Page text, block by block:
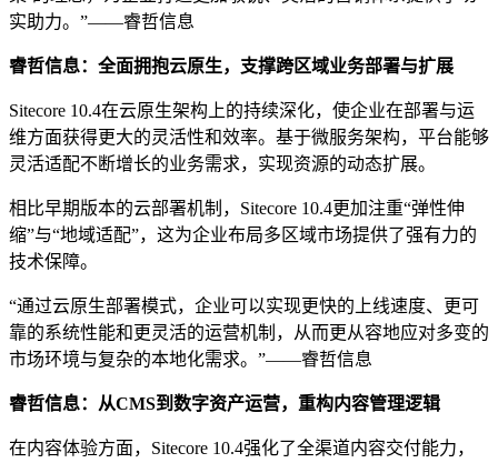
实助力。”——睿哲信息
睿哲信息： 全面拥抱云原生，支撑跨区域业务部署与扩展
Sitecore 10.4在云原生架构上的持续深化，使企业在部署与运
维方面获得更大的灵活性和效率。基于微服务架构，平台能够
灵活适配不断增长的业务需求，实现资源的动态扩展。
相比早期版本的云部署机制，Sitecore 10.4更加注重“弹性伸
缩”与“地域适配”，这为企业布局多区域市场提供了强有力的
技术保障。
“通过云原生部署模式，企业可以实现更快的上线速度、更可
靠的系统性能和更灵活的运营机制，从而更从容地应对多变的
市场环境与复杂的本地化需求。”——睿哲信息
睿哲信息： 从CMS到数字资产运营，重构内容管理逻辑
在内容体验方面，Sitecore 10.4强化了全渠道内容交付能力，